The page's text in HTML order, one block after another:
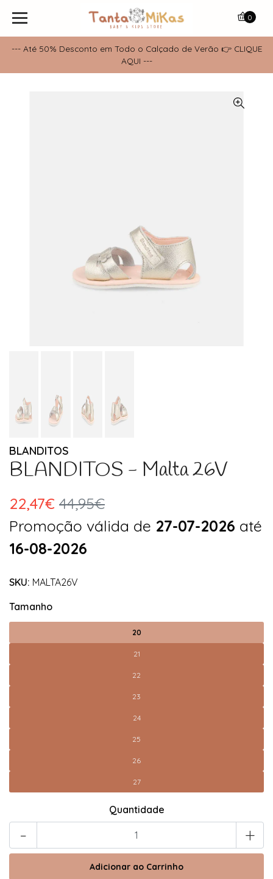
--- Até 50% Desconto em Todo o Calçado de Verão 👉 CLIQUE
AQUI ---
0
BLANDITOS
BLANDITOS - Malta 26V
22,47€ 44,95€
Promoção válida de 27-07-2026 até
16-08-2026
SKU: MALTA26V
Tamanho
20
21
22
23
24
25
26
27
Quantidade
- +